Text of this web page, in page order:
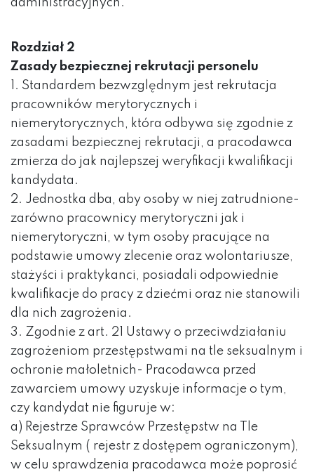
administracyjnych.
Rozdział 2
Zasady bezpiecznej rekrutacji personelu
1. Standardem bezwzględnym jest rekrutacja
pracowników merytorycznych i
niemerytorycznych, która odbywa się zgodnie z
zasadami bezpiecznej rekrutacji, a pracodawca
zmierza do jak najlepszej weryfikacji kwalifikacji
kandydata.
2. Jednostka dba, aby osoby w niej zatrudnione-
zarówno pracownicy merytoryczni jak i
niemerytoryczni, w tym osoby pracujące na
podstawie umowy zlecenie oraz wolontariusze,
stażyści i praktykanci, posiadali odpowiednie
kwalifikacje do pracy z dziećmi oraz nie stanowili
dla nich zagrożenia.
3. Zgodnie z art. 21 Ustawy o przeciwdziałaniu
zagrożeniom przestępstwami na tle seksualnym i
ochronie małoletnich- Pracodawca przed
zawarciem umowy uzyskuje informacje o tym,
czy kandydat nie figuruje w:
a) Rejestrze Sprawców Przestępstw na Tle
Seksualnym ( rejestr z dostępem ograniczonym),
w celu sprawdzenia pracodawca może poprosić